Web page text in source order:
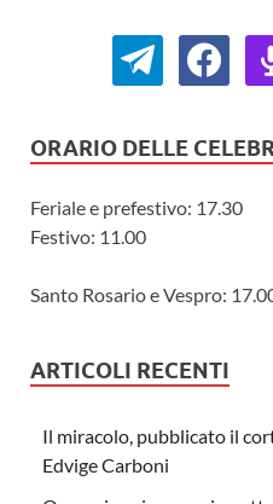
ORARIO DELLE
Feriale e prefestivo: 17.30
Festivo: 11.00
Santo Rosario e Vespro:
ARTICOLI RECENTI
Il miracolo, pubblicato il
Edvige Carboni